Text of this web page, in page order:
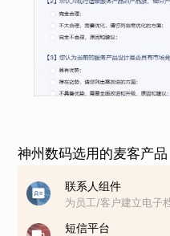
神州数码选用的麦客产品
联系人组件
为员工/客户建立电子
短信平台